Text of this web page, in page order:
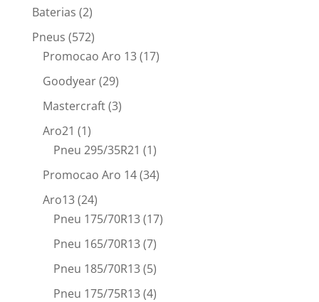
Baterias (2)
Pneus (572)
Promocao Aro 13(17)
Goodyear(29)
Mastercraft(3)
Aro21 (1)
Pneu 295/35R21 (1)
Promocao Aro 14(34)
Aro13(24)
Pneu 175/70R13(17)
Pneu 165/70R13(7)
Pneu 185/70R13(5)
Pneu 175/75R13(4)